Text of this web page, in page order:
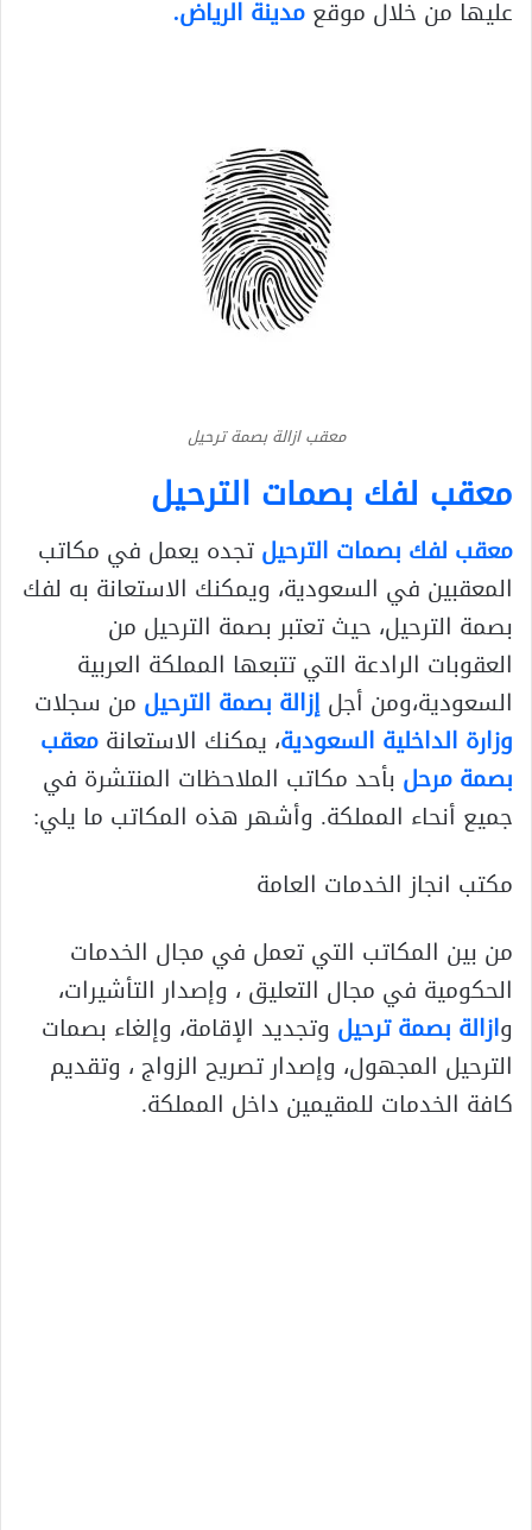
عليها من خلال موقعمدينة الرياض.
معقب ازالة بصمة ترحيل
معقب لفك بصمات الترحيل
معقب لفك بصمات الترحيلتجده يعمل في مكاتب
المعقبين في السعودية، ويمكنك الاستعانة به لفك
بصمة الترحيل، حيث تعتبر بصمة الترحيل من
العقوبات الرادعة التي تتبعها المملكة العربية
السعودية،ومن أجلإزالة بصمة الترحيل من سجلات
وزارة الداخلية السعودية، يمكنك الاستعانةمعقب
بصمة مرحل بأحد مكاتب الملاحظات المنتشرة في
جميع أنحاء المملكة. وأشهر هذه المكاتب ما يلي:
مكتب انجاز الخدمات العامة
من بين المكاتب التي تعمل في مجال الخدمات
الحكومية في مجال التعليق ، وإصدار التأشيرات،
وازالة بصمة ترحيل وتجديد الإقامة، وإلغاء بصمات
الترحيل المجهول، وإصدار تصريح الزواج ، وتقديم
كافة الخدمات للمقيمين داخل المملكة.